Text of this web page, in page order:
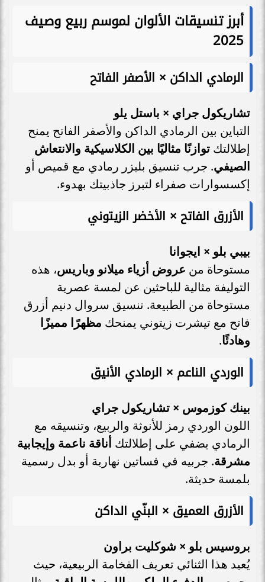
أبرز تنسيقات الألوان لموسم ربيع وصيف
2025
الرمادي الداكن × الأصفر الفاتح
تشاريكول جراي × باستل يلو
التباين بين الرمادي الداكن والأصفر الفاتح يمنح
إطلالتك توازنًا مثاليًا بين الكلاسيكية والانتعاش
الصيفي. جرب تنسيق بليزر رمادي مع قميص أو
إكسسوارات صفراء لتبرز جاذبيتك بهدوء.
الأزرق الفاتح × الأخضر الزيتوني
بيبي بلو × ايجوانا
مستوحاة من عروض أزياء ميلانو وباريس، هذه
التوليفة مثالية للباحثين عن لمسة عصرية
مستوحاة من الطبيعة. تنسيق سروال دنيم أزرق
فاتح مع تيشرت زيتوني يمنحك مظهرًا مميزًا
وهادئًا.
الوردي الناعم × الرمادي الأنيق
بينك كوزموس × تشاريكول جراي
اللون الوردي رمز للأنوثة والربيع، وتنسيقه مع
الرمادي يضفي على إطلالتك أناقة ناعمة وإيجابية
مشرقة. جربيه في فساتين نهارية أو بدل رسمية
بلمسة حديثة.
الأزرق العميق × البنّي الداكن
بروسيس بلو × شوكليت براون
يُعيد هذا الثنائي تعريف الفخامة الربيعية، حيث